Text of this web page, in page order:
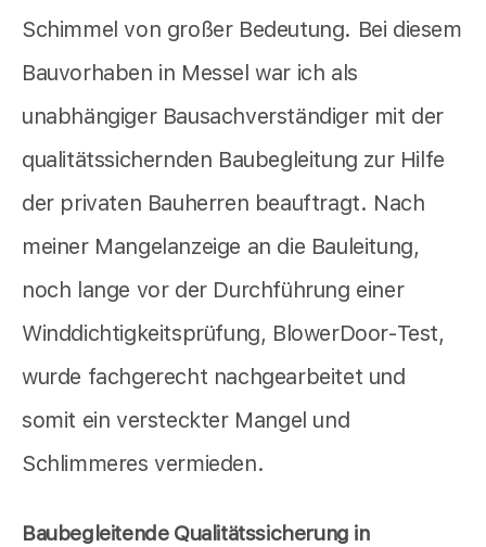
Schimmel von großer Bedeutung. Bei diesem
Bauvorhaben in Messel war ich als
unabhängiger Bausachverständiger mit der
qualitätssichernden Baubegleitung zur Hilfe
der privaten Bauherren beauftragt. Nach
meiner Mangelanzeige an die Bauleitung,
noch lange vor der Durchführung einer
Winddichtigkeitsprüfung, BlowerDoor-Test,
wurde fachgerecht nachgearbeitet und
somit ein versteckter Mangel und
Schlimmeres vermieden.
Baubegleitende Qualitätssicherung in